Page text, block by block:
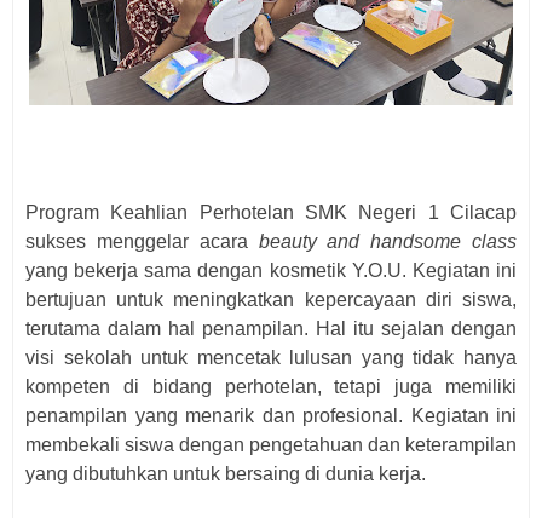
Program Keahlian Perhotelan SMK Negeri 1 Cilacap
sukses menggelar acara beauty and handsome class
yang bekerja sama dengan kosmetik Y.O.U. Kegiatan ini
bertujuan untuk meningkatkan kepercayaan diri siswa,
terutama dalam hal penampilan. Hal itu sejalan dengan
visi sekolah untuk mencetak lulusan yang tidak hanya
kompeten di bidang perhotelan, tetapi juga memiliki
penampilan yang menarik dan profesional. Kegiatan ini
membekali siswa dengan pengetahuan dan keterampilan
yang dibutuhkan untuk bersaing di dunia kerja.